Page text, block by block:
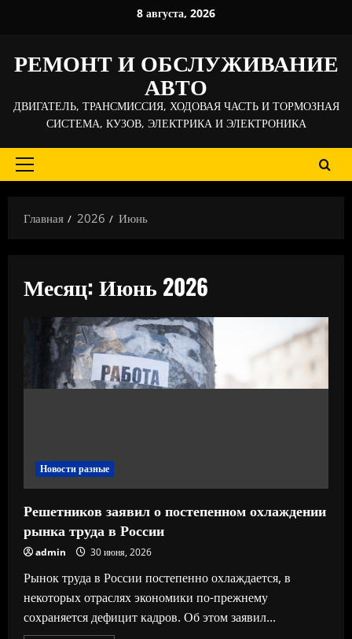
8 августа, 2026
РЕМОНТ И ОБСЛУЖИВАНИЕ
АВТО
ДВИГАТЕЛЬ, ТРАНСМИССИЯ, ХОДОВАЯ ЧАСТЬ И ТОРМОЗНАЯ
СИСТЕМА, КУЗОВ, ЭЛЕКТРИКА И ЭЛЕКТРОНИКА
Основное
Главная
2026 Июнь
Месяц:Июнь 2026
Новости разные
Решетников заявил о постепенном охлаждении
рынка труда в России
admin 30 июня, 2026
Рынок труда в России постепенно охлаждается, в
некоторых отраслях экономики по-прежнему
сохраняется дефицит кадров. Об этом заявил...